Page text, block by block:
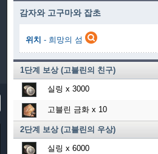
감자와 고구마와 잡초
위치 - 희망의 섬
1단계 보상 (고블린의 친구)
실링 x 3000
고블린 금화 x 10
2단계 보상 (고블린의 우상)
실링 x 6000